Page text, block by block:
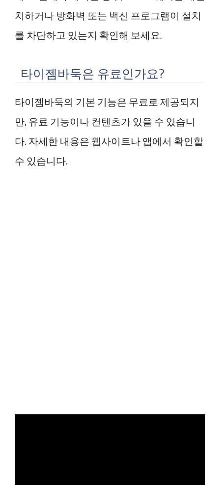
치하거나 방화벽 또는 백신 프로그램이 설치
를 차단하고 있는지 확인해 보세요.
타이젬바둑은 유료인가요?
타이젬바둑의 기본 기능은 무료로 제공되지
만, 유료 기능이나 컨텐츠가 있을 수 있습니
다. 자세한 내용은 웹사이트나 앱에서 확인할
수 있습니다.